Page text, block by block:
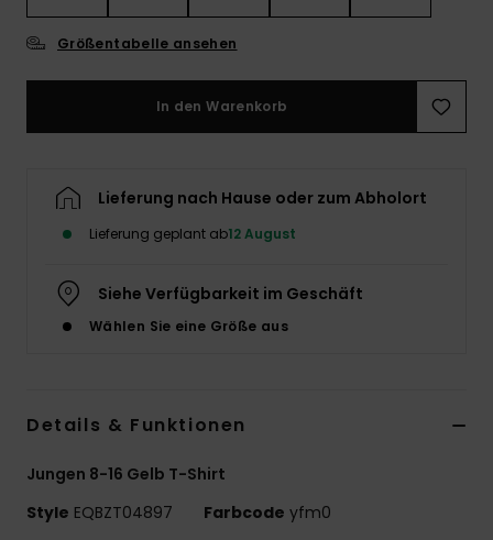
Größentabelle ansehen
In den Warenkorb
Lieferung nach Hause oder zum Abholort
Lieferung geplant ab12 August
Siehe Verfügbarkeit im Geschäft
Wählen Sie eine Größe aus
Details & Funktionen
Jungen 8-16 Gelb T-Shirt
Style EQBZT04897 Farbcode yfm0